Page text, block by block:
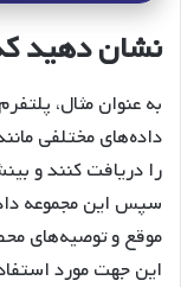
نشان دهید
داده‌های مختلفی
را دریافت کنند و
سپس این مجموعه
موقع و توصیه‌های
این جهت مورد